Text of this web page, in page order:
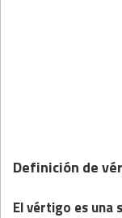
Definición de
El vértigo es una